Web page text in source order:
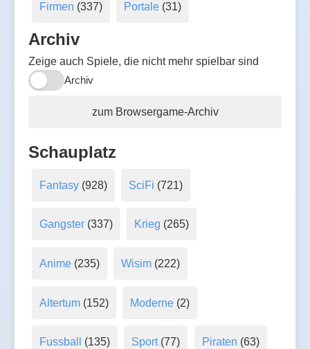
Firmen (337) Portale (31)
Archiv
Zeige auch Spiele, die nicht mehr spielbar sind
Archiv
zum Browsergame-Archiv
Schauplatz
Fantasy(928) SciFi (721)
Gangster(337) Krieg (265)
Anime(235) Wisim (222)
Altertum(152) Moderne (2)
Fussball (135) Sport(77) Piraten (63)